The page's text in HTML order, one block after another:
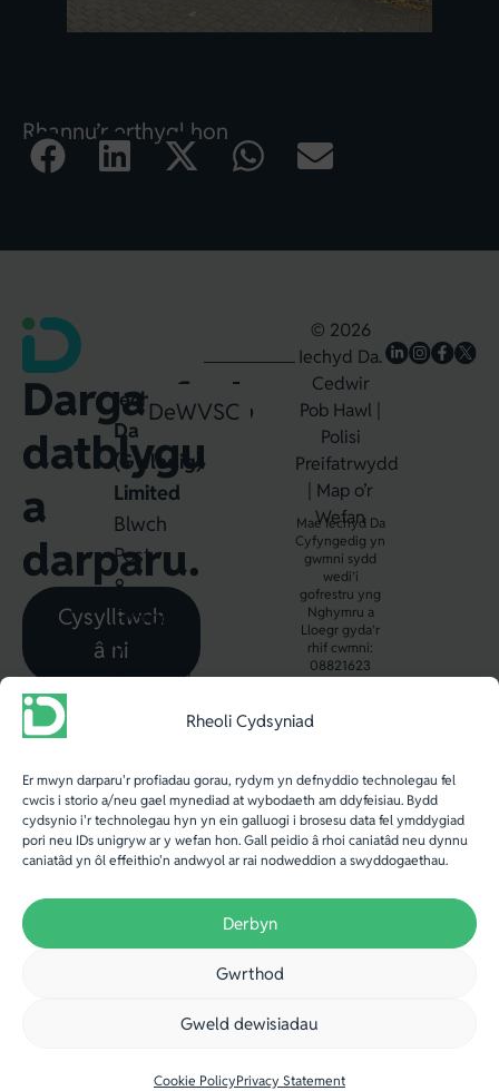
Rheoli Cydsyniad
Er mwyn darparu'r profiadau gorau, rydym yn defnyddio technolegau fel
cwcis i storio a/neu gael mynediad at wybodaeth am ddyfeisiau. Bydd
cydsynio i'r technolegau hyn yn ein galluogi i brosesu data fel ymddygiad
pori neu IDs unigryw ar y wefan hon. Gall peidio â rhoi caniatâd neu dynnu
caniatâd yn ôl effeithio'n andwyol ar rai nodweddion a swyddogaethau.
Derbyn
Gwrthod
Gweld dewisiadau
Cookie PolicyPrivacy Statement
Rhannu’r erthygl hon
Darganfod,
datblygu
a
darparu.
Cysylltwch
â ni
Iechyd
Da
(Gwledig)
Limited
Blwch
Post
8,
Ffordd
y
Gogledd,
Aberystwyth,
2WB.
Ff:
+44
636
info@iechydda.cymru
Dewin
WVSC
© 2026
Iechyd Da.
Cedwir
Pob Hawl |
Polisi
Preifatrwydd
Map o’r
Wefan
Mae Iechyd Da
Cyfyngedig yn
gwmni sydd
wedi’i
gofrestru yng
Nghymru a
Lloegr gyda’r
rhif cwmni:
08821623